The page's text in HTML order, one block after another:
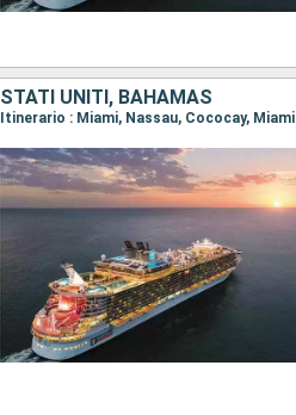
STATI UNITI, BAHAMAS
Itinerario : Miami, Nassau, Cococay, Miami